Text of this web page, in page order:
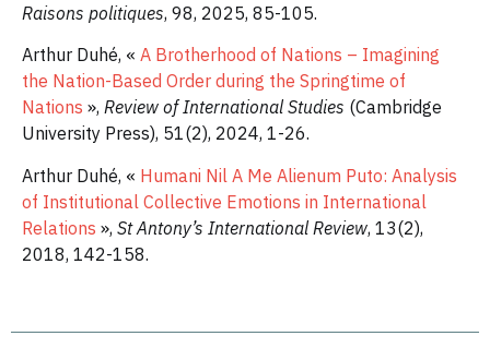
Raisons politiques, 98, 2025, 85-105.
Arthur Duhé, « A Brotherhood of Nations – Imagining
the Nation-Based Order during the Springtime of
Nations », Review of International Studies (Cambridge
University Press), 51(2), 2024, 1-26.
Arthur Duhé, « Humani Nil A Me Alienum Puto: Analysis
of Institutional Collective Emotions in International
Relations », St Antony’s International Review, 13(2),
2018, 142-158.